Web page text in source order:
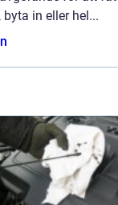
byta in eller hel...